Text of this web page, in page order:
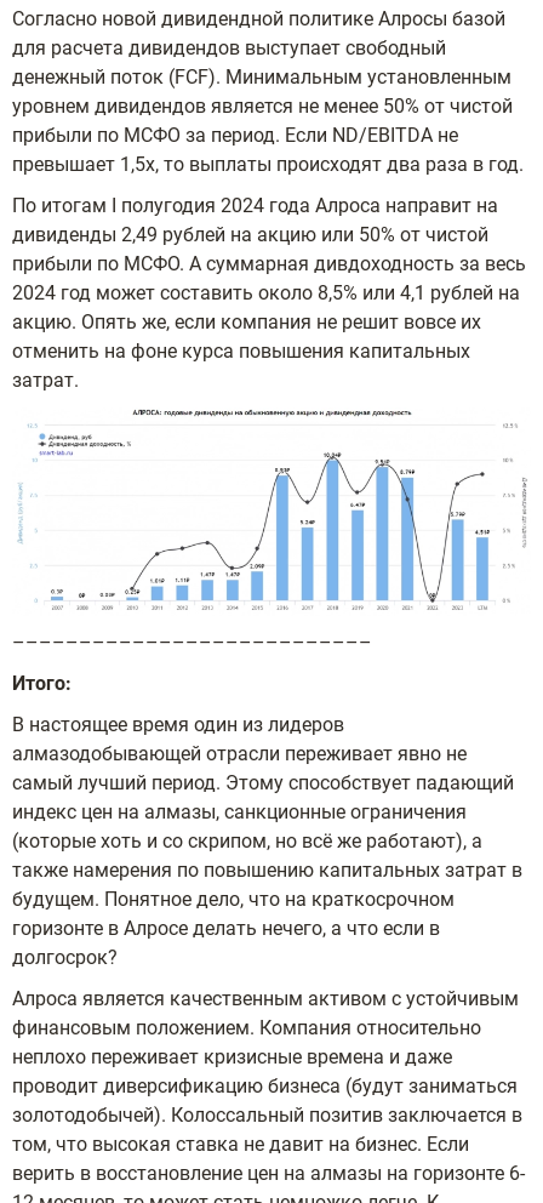
Согласно новой дивидендной политике Алросы базой
для расчета дивидендов выступает свободный
денежный поток (FCF). Минимальным установленным
уровнем дивидендов является не менее 50% от чистой
прибыли по МСФО за период. Если ND/EBITDA не
превышает 1,5х, то выплаты происходят два раза в год.
По итогам I полугодия 2024 года Алроса направит на
дивиденды 2,49 рублей на акцию или 50% от чистой
прибыли по МСФО. А суммарная дивдоходность за весь
2024 год может составить около 8,5% или 4,1 рублей на
акцию. Опять же, если компания не решит вовсе их
отменить на фоне курса повышения капитальных
затрат.
–––––––––––––––––––––––––––
Итого:
В настоящее время один из лидеров
алмазодобывающей отрасли переживает явно не
самый лучший период. Этому способствует падающий
индекс цен на алмазы, санкционные ограничения
(которые хоть и со скрипом, но всё же работают), а
также намерения по повышению капитальных затрат в
будущем. Понятное дело, что на краткосрочном
горизонте в Алросе делать нечего, а что если в
долгосрок?
Алроса является качественным активом с устойчивым
финансовым положением. Компания относительно
неплохо переживает кризисные времена и даже
проводит диверсификацию бизнеса (будут заниматься
золотодобычей). Колоссальный позитив заключается в
том, что высокая ставка не давит на бизнес. Если
верить в восстановление цен на алмазы на горизонте 6-